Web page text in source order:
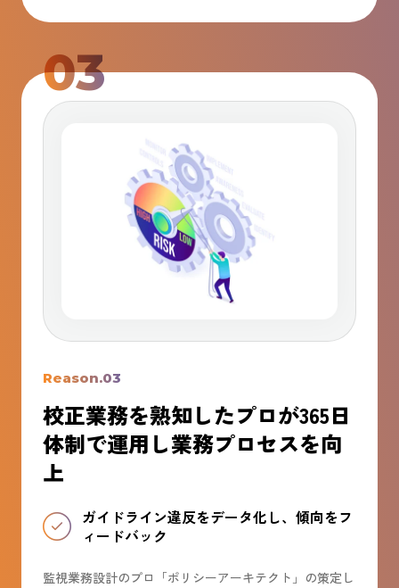
03
Reason.03
校正業務を熟知したプロが365日
体制で運用し業務プロセスを向
上
ガイドライン違反をデータ化し、傾向をフ
ィードバック
監視業務設計のプロ「ポリシーアーキテクト」の策定し